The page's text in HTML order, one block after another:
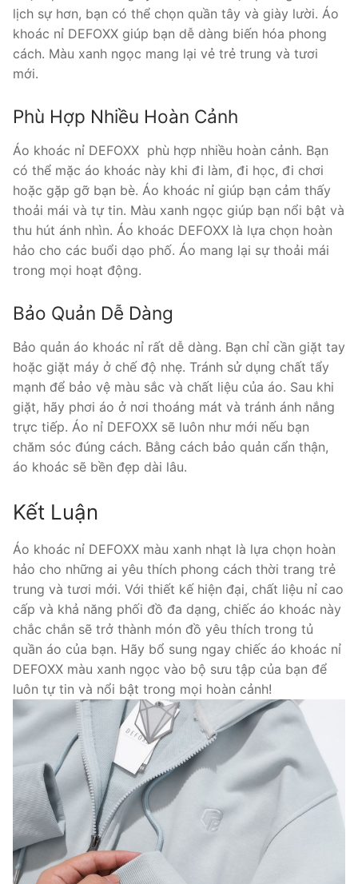
lịch sự hơn, bạn có thể chọn quần tây và giày lười. Áo
khoác nỉ DEFOXX giúp bạn dễ dàng biến hóa phong
cách. Màu xanh ngọc mang lại vẻ trẻ trung và tươi
mới.
Phù Hợp Nhiều Hoàn Cảnh
Áo khoác nỉ DEFOXX phù hợp nhiều hoàn cảnh. Bạn
có thể mặc áo khoác này khi đi làm, đi học, đi chơi
hoặc gặp gỡ bạn bè. Áo khoác nỉ giúp bạn cảm thấy
thoải mái và tự tin. Màu xanh ngọc giúp bạn nổi bật và
thu hút ánh nhìn. Áo khoác DEFOXX là lựa chọn hoàn
hảo cho các buổi dạo phố. Áo mang lại sự thoải mái
trong mọi hoạt động.
Bảo Quản Dễ Dàng
Bảo quản áo khoác nỉ rất dễ dàng. Bạn chỉ cần giặt tay
hoặc giặt máy ở chế độ nhẹ. Tránh sử dụng chất tẩy
mạnh để bảo vệ màu sắc và chất liệu của áo. Sau khi
giặt, hãy phơi áo ở nơi thoáng mát và tránh ánh nắng
trực tiếp. Áo nỉ DEFOXX sẽ luôn như mới nếu bạn
chăm sóc đúng cách. Bằng cách bảo quản cẩn thận,
áo khoác sẽ bền đẹp dài lâu.
Kết Luận
Áo khoác nỉ DEFOXX màu xanh nhạt là lựa chọn hoàn
hảo cho những ai yêu thích phong cách thời trang trẻ
trung và tươi mới. Với thiết kế hiện đại, chất liệu nỉ cao
cấp và khả năng phối đồ đa dạng, chiếc áo khoác này
chắc chắn sẽ trở thành món đồ yêu thích trong tủ
quần áo của bạn. Hãy bổ sung ngay chiếc áo khoác nỉ
DEFOXX màu xanh ngọc vào bộ sưu tập của bạn để
luôn tự tin và nổi bật trong mọi hoàn cảnh!